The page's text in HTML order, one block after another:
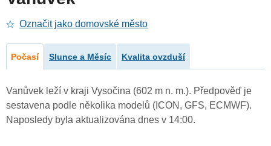
Označit jako domovské město
Počasí Slunce a Měsíc Kvalita ovzduší
Vanůvek leží v kraji Vysočina (602 m n. m.). Předpověď je
sestavena podle několika modelů (ICON, GFS, ECMWF).
Naposledy byla aktualizována dnes v 14:00.